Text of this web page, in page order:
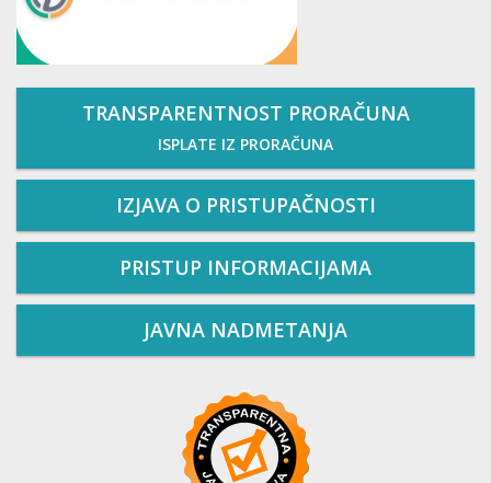
TRANSPARENTNOST PRORAČUNA
ISPLATE IZ PRORAČUNA
IZJAVA O PRISTUPAČNOSTI
PRISTUP INFORMACIJAMA
JAVNA NADMETANJA